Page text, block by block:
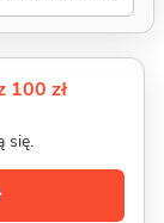
100 zł
się.